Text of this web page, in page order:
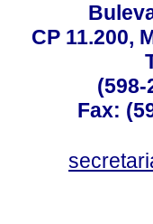
CP 11.200,
(598-
Fax: